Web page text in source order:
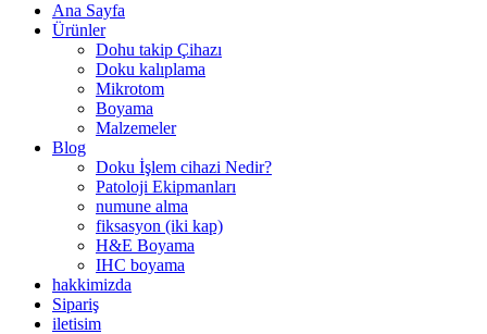
Ana Sayfa
Ürünler
Dohu takip Çihazı
Doku kalıplama
Mikrotom
Boyama
Malzemeler
Blog
Doku İşlem cihazi Nedir?
Patoloji Ekipmanları
numune alma
fiksasyon (iki kap)
H&E Boyama
IHC boyama
hakkimizda
Sipariş
iletisim